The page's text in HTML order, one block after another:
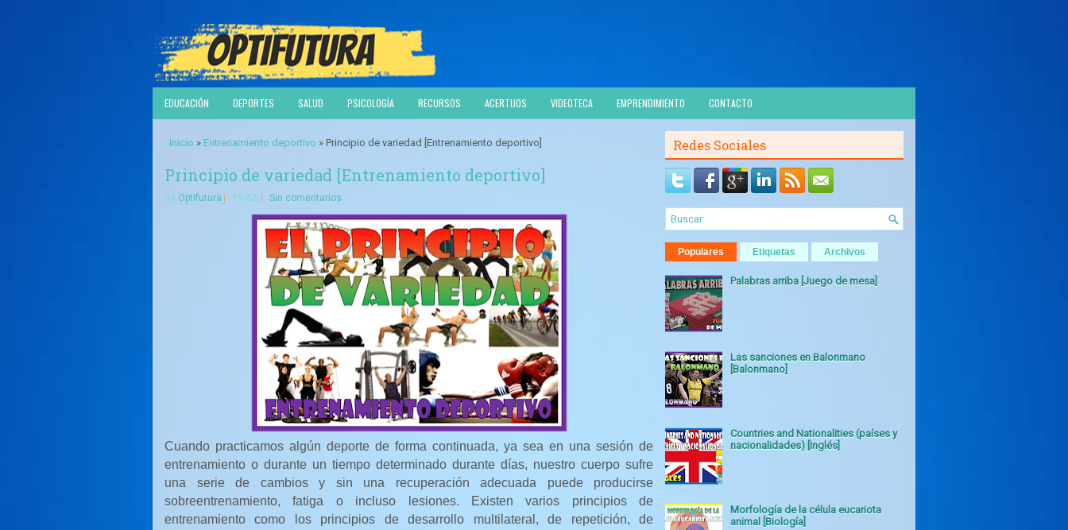
EDUCACIÓN DEPORTES SALUD PSICOLOGÍA RECURSOS ACERTIJOS VIDEOTECA EMPRENDIMIENTO CONTACTO
Inicio » Entrenamiento deportivo » Principio de variedad [Entrenamiento deportivo]
Principio de variedad [Entrenamiento deportivo]
By Optifutura 15:42 Sin comentarios
Cuando practicamos algún deporte de forma continuada, ya sea en una sesión de
entrenamiento o durante un tiempo determinado durante días, nuestro cuerpo sufre
una serie de cambios y sin una recuperación adecuada puede producirse
sobreentrenamiento, fatiga o incluso lesiones. Existen varios principios de
entrenamiento como los principios de desarrollo multilateral, de repetición, de
Redes Sociales
Populares Etiquetas Archivos
Palabras arriba [Juego de mesa]
Las sanciones en Balonmano
[Balonmano]
Countries and Nationalities (países y
nacionalidades) [Inglés]
Morfología de la célula eucariota
animal [Biología]